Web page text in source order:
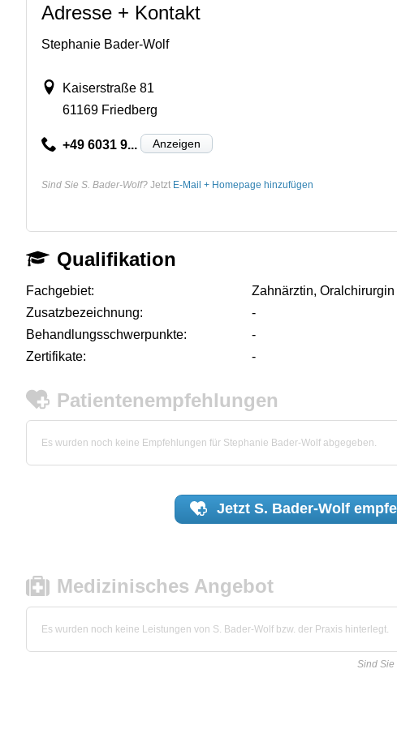
Adresse + Kontakt
Stephanie Bader-Wolf
Kaiserstraße 81
61169 Friedberg
+49 6031 9... Anzeigen
Sind Sie S. Bader-Wolf? Jetzt E-Mail + Homepage hinzufügen
Qualifikation
Fachgebiet:
Zahnärztin, Oralchirurgin
Zusatzbezeichnung:
-
Behandlungsschwerpunkte:
-
Zertifikate:
-
Patientenempfehlungen
Es wurden noch keine Empfehlungen für Stephanie Bader-Wolf abgegeben.
JetztS. Bader-Wolf
Medizinisches Angebot
Es wurden noch keine Leistungen von S. Bader-Wolf bzw. der Praxis hinterlegt.
Sind Sie